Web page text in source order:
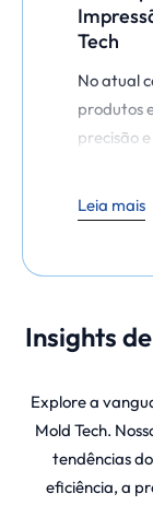
Tech
No atual
produtos
precisão
com
uma das
ajudando
realidade.
Na Elite
serviços
resolução
reduzem
Leia mais
Insights
Explore a
Mold Tech.
tendências
eficiência, a